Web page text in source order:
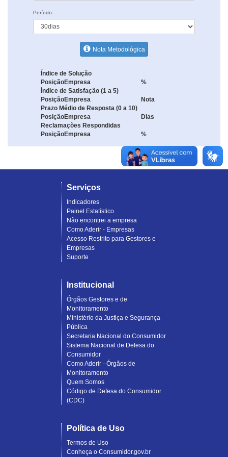
Período:
Nota Metodológica
Índice de Solução
PosiçãoEmpresa
%
Índice de Satisfação (1 a 5)
PosiçãoEmpresa
Nota
Prazo Médio de Resposta (0 a 10)
PosiçãoEmpresa
Dias
Reclamações Respondidas
PosiçãoEmpresa %
Serviços
Indicadores
Painel Estatístico
Não encontrei a empresa
Como Aderir - Empresas
Acesso Restrito para Gestores e
Empresas
Suporte
Institucional
Órgãos Gestores e de
Monitoramento
Ministério da Justiça e Segurança
Pública
Secretaria Nacional do Consumidor
Sistema Nacional de Defesa do
Consumidor
Como Aderir - Órgãos de
Monitoramento
Quem Somos
Código de Defesa do Consumidor
(CDC)
Política de Uso
Termos de Uso
Conheça o Consumidor.gov.br